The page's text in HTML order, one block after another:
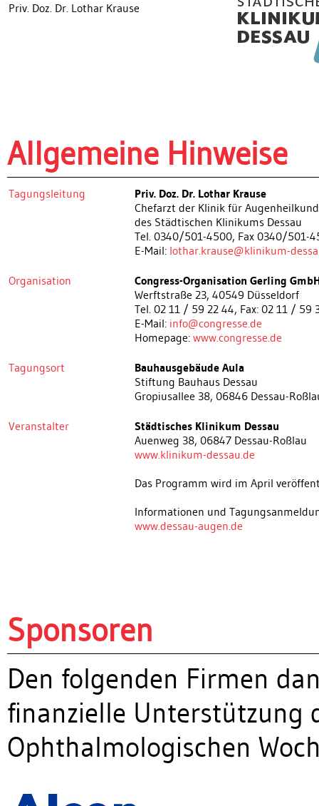
Priv. Doz. Dr. Lothar Krause
Allgemeine Hinweise
Tagungsleitung
Priv. Doz. Dr. Lothar Krause
Chefarzt der Klinik für
des Städtischen Klinikums Dessau
Tel. 0340/501-4500, Fax 0340/501-
E-Mail: lothar.krause@klinikum-
Organisation
Congress-Organisation Gerling
Werftstraße 23, 40549 Düsseldorf
Tel. 02 11 / 59 22 44, Fax: 02 11 / 59
E-Mail: info@congresse.de
Homepage: www.congresse.de
Tagungsort
Bauhausgebäude Aula
Stiftung Bauhaus Dessau
Gropiusallee 38, 06846 Dessau-
Veranstalter
Städtisches Klinikum Dessau
Auenweg 38, 06847 Dessau-Roßlau
www.klinikum-dessau.de
Das Programm wird im April
Informationen und
www.dessau-augen.de
Sponsoren
Den folgenden Firmen
finanzielle Unterstützung
Ophthalmologischen